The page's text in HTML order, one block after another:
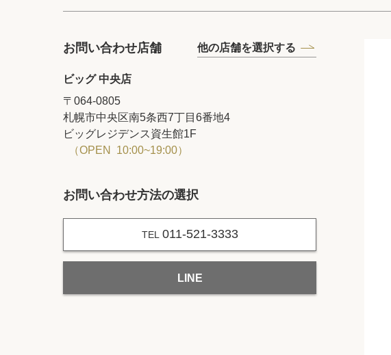
お問い合わせ店舗 他の店舗を選択する
ビッグ 中央店
〒064-0805
札幌市中央区南5条西7丁目6番地4
ビッグレジデンス資生館1F
（OPEN 10:00~19:00）
お問い合わせ方法の選択
TEL 011-521-3333
LINE